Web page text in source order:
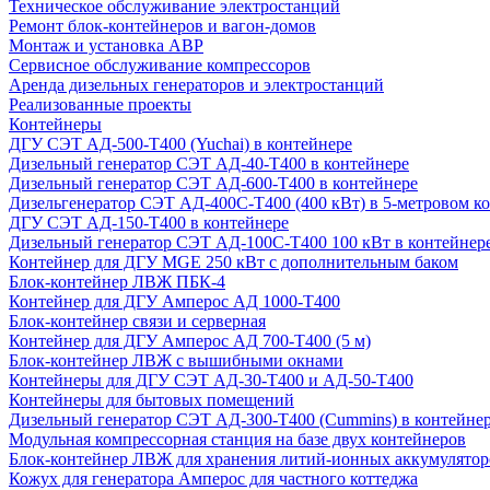
Техническое обслуживание электростанций
Ремонт блок-контейнеров и вагон-домов
Монтаж и установка АВР
Сервисное обслуживание компрессоров
Аренда дизельных генераторов и электростанций
Реализованные проекты
Контейнеры
ДГУ СЭТ АД-500-Т400 (Yuchai) в контейнере
Дизельный генератор СЭТ АД-40-Т400 в контейнере
Дизельный генератор СЭТ АД-600-Т400 в контейнере
Дизельгенератор СЭТ АД-400С-Т400 (400 кВт) в 5-метровом
ДГУ СЭТ АД-150-Т400 в контейнере
Дизельный генератор СЭТ АД-100С-Т400 100 кВт в
Контейнер для ДГУ MGE 250 кВт с дополнительным баком
Блок-контейнер ЛВЖ ПБК-4
Контейнер для ДГУ Амперос АД 1000-Т400
Блок-контейнер связи и серверная
Контейнер для ДГУ Амперос АД 700-Т400 (5 м)
Блок-контейнер ЛВЖ с вышибными окнами
Контейнеры для ДГУ СЭТ АД-30-Т400 и АД-50-Т400
Контейнеры для бытовых помещений
Дизельный генератор СЭТ АД-300-Т400 (Cummins) в
Модульная компрессорная станция на базе двух контейнеров
Блок-контейнер ЛВЖ для хранения литий-ионных
Кожух для генератора Амперос для частного коттеджа